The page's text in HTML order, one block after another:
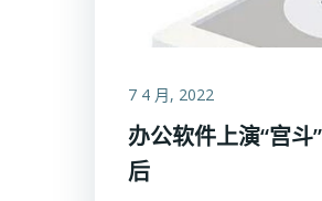
7 4 月, 2022
办公软件上演“宫
后